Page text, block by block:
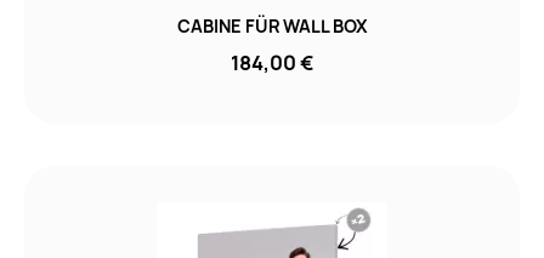
CABINE FÜR WALL BOX
184,00 €